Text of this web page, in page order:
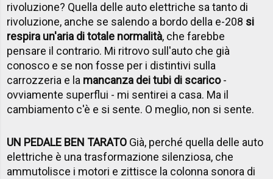
rivoluzione? Quella delle auto elettriche sa tanto di
rivoluzione, anche se salendo a bordo della e-208 si
respira un'aria di totale normalità, che farebbe
pensare il contrario. Mi ritrovo sull'auto che già
conosco e se non fosse per i distintivi sulla
carrozzeria e la mancanza dei tubi di scarico-
ovviamente superflui - mi sentirei a casa. Ma il
cambiamento c'è e si sente. O meglio, non si sente.
UN PEDALE BEN TARATO Già, perché quella delle auto
elettriche è una trasformazione silenziosa, che
ammutolisce i motori e zittisce la colonna sonora di